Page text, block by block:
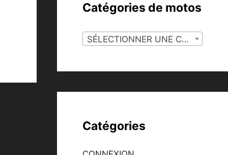
Catégories de motos
SÉLECTIONNER UNE CATÉGORIE
Catégories